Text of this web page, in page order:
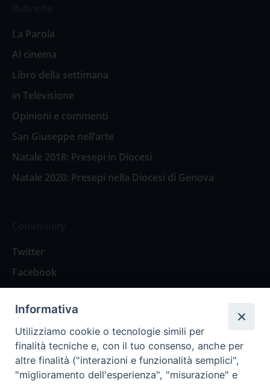
La Parola
Al cinema
Libro della settimana
in Televisione
Opinioni e commenti
San Giuseppe nell’arte
Natale 2018: Presepi in Diocesi
Natale 2020: Presepi nella Diocesi di Genova
Twitter
Facebook
Spazio Lettori
Eventi
Informativa
Utilizziamo cookie o tecnologie simili per
finalità tecniche e, con il tuo consenso, anche per
altre finalità ("interazioni e funzionalità semplici",
"miglioramento dell'esperienza", "misurazione" e